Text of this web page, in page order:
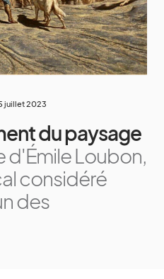
juillet 2023
du paysage
d'Émile Loubon,
considéré
des